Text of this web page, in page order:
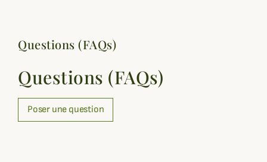
Questions (FAQs)
Questions (FAQs)
Poser une question